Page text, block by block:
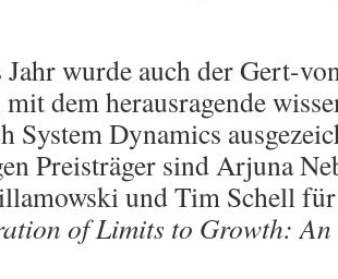
Jahr wurde auch der Gert-
dem herausragende
System Dynamics
Preisträger sind Arjuna
und Tim Schell
of Limits to Growth: